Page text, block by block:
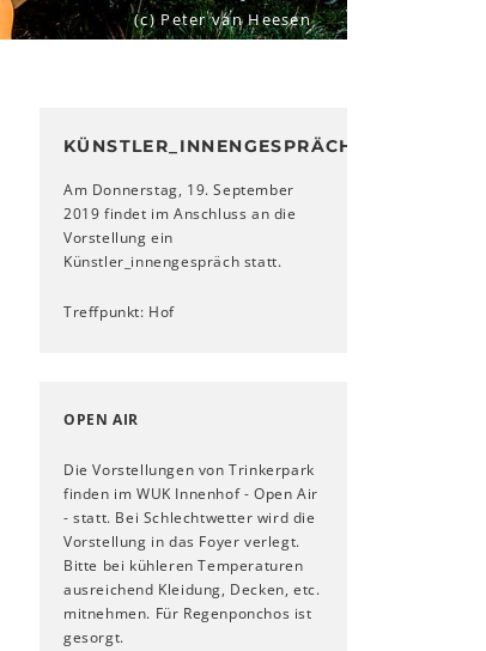
(c) Peter van Heesen
KÜNSTLER_INNENGESPRÄCH
Am Donnerstag, 19. September
2019 findet im Anschluss an die
Vorstellung ein
Künstler_innengespräch statt.
Treffpunkt: Hof
OPEN AIR
Die Vorstellungen von Trinkerpark
finden im WUK Innenhof - Open Air
- statt. Bei Schlechtwetter wird die
Vorstellung in das Foyer verlegt.
Bitte bei kühleren Temperaturen
ausreichend Kleidung, Decken, etc.
mitnehmen. Für Regenponchos ist
gesorgt.